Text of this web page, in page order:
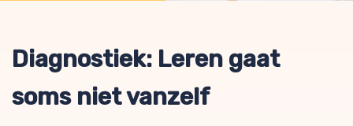
Diagnostiek: Leren gaat
soms niet vanzelf